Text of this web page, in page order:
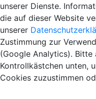
unserer Dienste.
die auf dieser Website
unserer
Zustimmung zur
(Google Analytics). Bitte
Kontrollkästchen unten,
Cookies zuzustimmen